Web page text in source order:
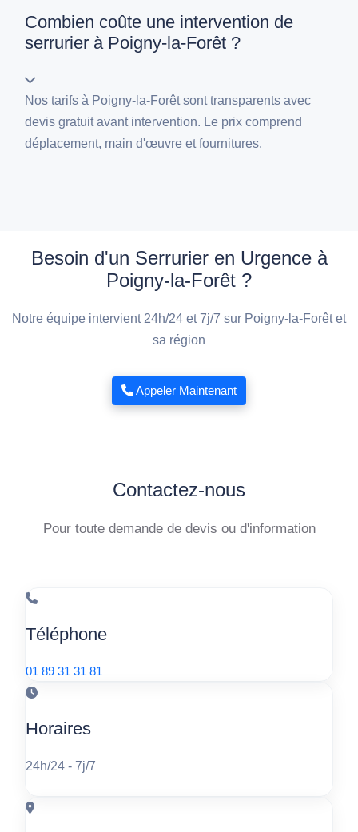
Combien coûte une intervention de
serrurier à Poigny-la-Forêt ?
Nos tarifs à Poigny-la-Forêt sont transparents avec
devis gratuit avant intervention. Le prix comprend
déplacement, main d'œuvre et fournitures.
Besoin d'un Serrurier en Urgence à
Poigny-la-Forêt ?
Notre équipe intervient 24h/24 et 7j/7 sur Poigny-la-Forêt et
sa région
Appeler Maintenant
Contactez-nous
Pour toute demande de devis ou d'information
Téléphone
01 89 31 31 81
Horaires
24h/24 - 7j/7